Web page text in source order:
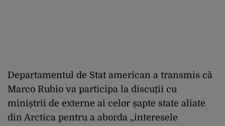
Departamentul de Stat american a transmis că
Marco Rubio va participa la discuții cu
miniștrii de externe ai celor șapte state aliate
din Arctica pentru a aborda „interesele